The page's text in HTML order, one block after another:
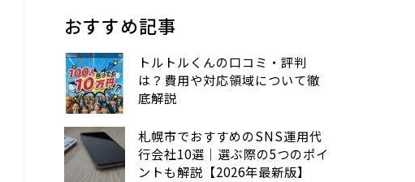
おすすめ記事
トルトルくんの口コミ・評判
は？費用や対応領域について徹
底解説
札幌市でおすすめのSNS運用代
行会社10選｜選ぶ際の5つのポイ
ントも解説【2026年最新版】